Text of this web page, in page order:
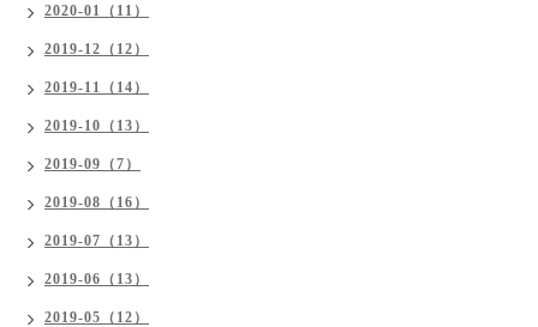
2020-01（11）
2019-12（12）
2019-11（14）
2019-10（13）
2019-09（7）
2019-08（16）
2019-07（13）
2019-06（13）
2019-05（12）